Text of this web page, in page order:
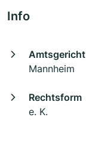
Info
Amtsgericht
Mannheim
Rechtsform
e. K.